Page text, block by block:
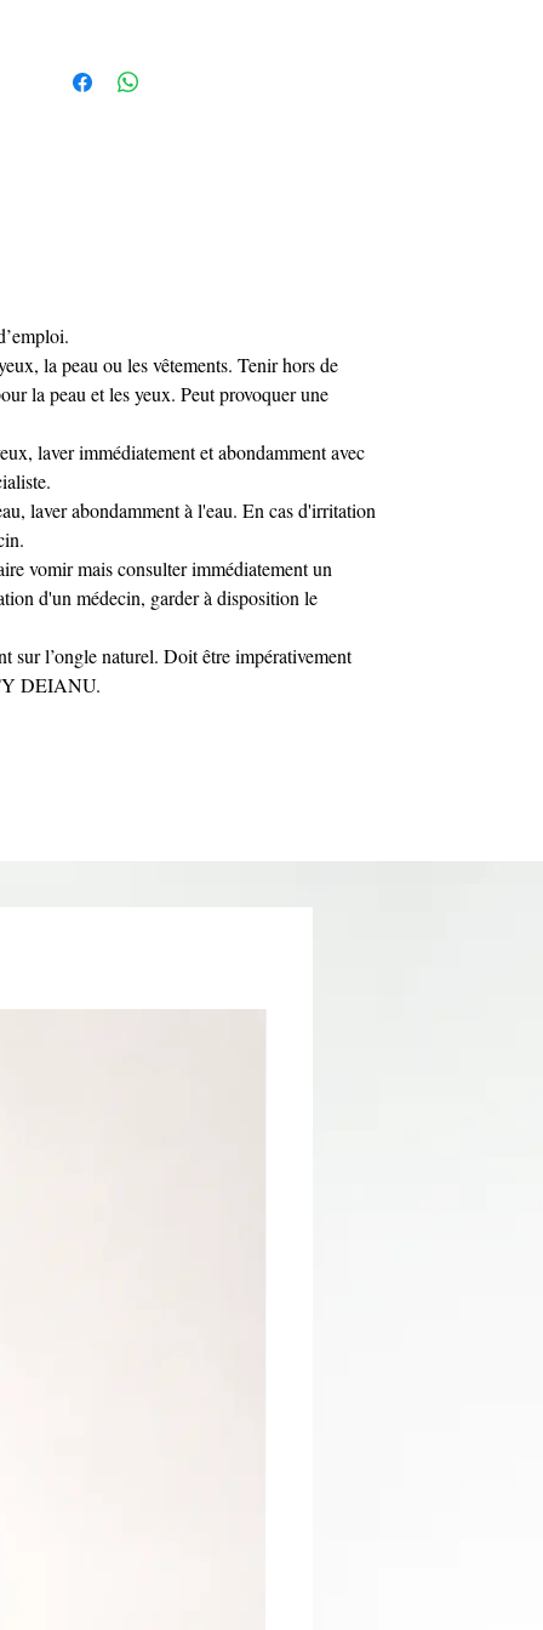
12ml.
la peau ou les vêtements. Tenir hors de
la peau et les yeux. Peut provoquer une
laver immédiatement et abondamment avec
laver abondamment à l'eau. En cas d'irritation
vomir mais consulter immédiatement un
d'un médecin, garder à disposition le
sur l’ongle naturel. Doit être impérativement
DEIANU.